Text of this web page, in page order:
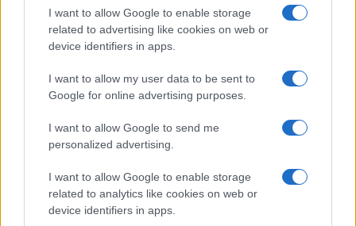
I want to allow Google to enable storage
related to advertising like cookies on web or
device identifiers in apps.
I want to allow my user data to be sent to
Google for online advertising purposes.
I want to allow Google to send me
personalized advertising.
I want to allow Google to enable storage
related to analytics like cookies on web or
device identifiers in apps.
Personali
Francesca Lombardi · 29 Lug 2026